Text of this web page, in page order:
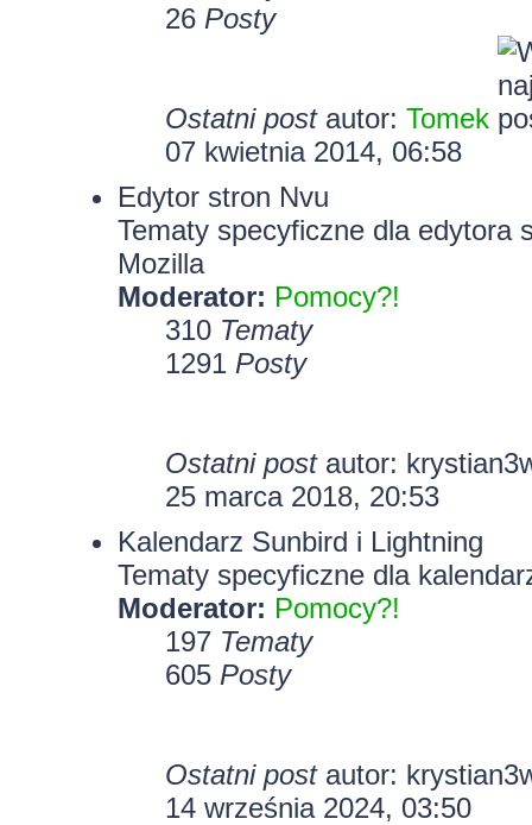
26 Posty
Ostatni postautor: Tomek
07 kwietnia 2014, 06:58
Edytor stron Nvu
Tematy specyficzne dla edytora
Mozilla
Moderator: Pomocy?!
310 Tematy
1291 Posty
Ostatni postautor:
25 marca 2018, 20:53
Kalendarz Sunbird i Lightning
Tematy specyficzne dla
Moderator: Pomocy?!
197 Tematy
605 Posty
Ostatni postautor:
14 września 2024, 03:50